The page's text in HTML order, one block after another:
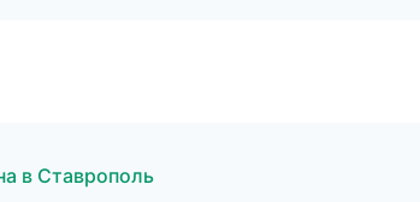
в Ставрополь